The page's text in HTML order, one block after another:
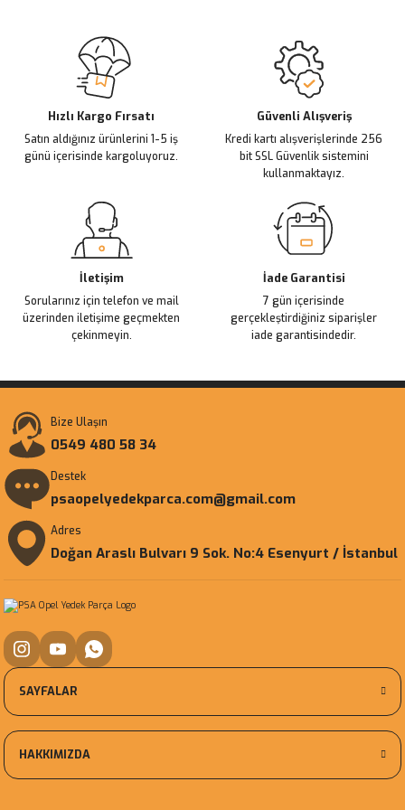
Ürün resmi kalitesiz, bozuk veya görüntülenemiyor.
Ürün açıklamasında eksik bilgiler bulunuyor.
Ürün bilgilerinde hatalar bulunuyor.
Ürün fiyatı diğer sitelerden daha pahalı.
Bu ürüne benzer farklı alternatifler olmalı.
Hızlı Kargo Fırsatı
Satın aldığınız ürünlerini 1-5 iş
günü içerisinde kargoluyoruz.
Güvenli Alışveriş
Kredi kartı alışverişlerinde 256
bit SSL Güvenlik sistemini
kullanmaktayız.
İletişim
Sorularınız için telefon ve mail
üzerinden iletişime geçmekten
çekinmeyin.
İade Garantisi
7 gün içerisinde
gerçekleştirdiğiniz siparişler
iade garantisindedir.
Bize Ulaşın
0549 480 58 34
Destek
psaopelyedekparca.com@gmail.com
Adres
Doğan Araslı Bulvarı 9 Sok. No:4 Esenyurt / İstanbul
SAYFALAR
HAKKIMIZDA